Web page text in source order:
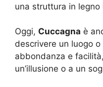
una struttura in
Oggi, Cuccagna è
descrivere un luogo
abbondanza e
un’illusione o a un